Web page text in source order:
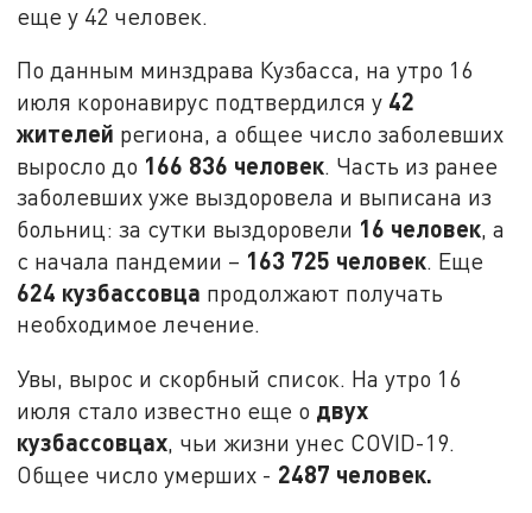
еще у 42 человек.
По данным минздрава Кузбасса, на утро 16
июля коронавирус подтвердился у 42
жителей региона, а общее число заболевших
выросло до 166 836 человек. Часть из ранее
заболевших уже выздоровела и выписана из
больниц: за сутки выздоровели 16 человек, а
с начала пандемии – 163 725 человек. Еще
624 кузбассовца продолжают получать
необходимое лечение.
Увы, вырос и скорбный список. На утро 16
июля стало известно еще о двух
кузбассовцах, чьи жизни унес COVID-19.
Общее число умерших - 2487 человек.